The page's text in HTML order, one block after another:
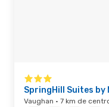
SpringHill Suites
Vaughan · 7 km de